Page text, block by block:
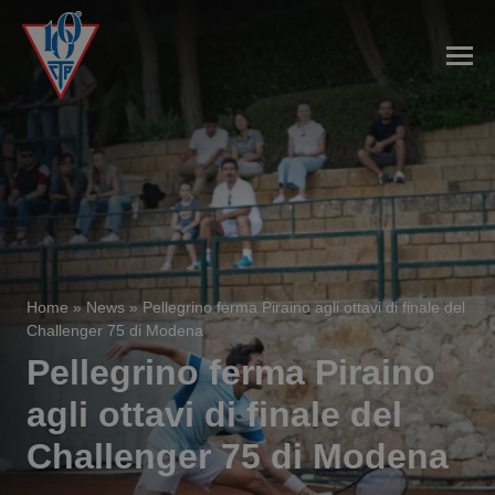
Home »News »Pellegrino ferma Piraino agli ottavi di finale del
Challenger 75 di Modena
Pellegrino ferma Piraino
agli ottavi di finale del
Challenger 75 di Modena